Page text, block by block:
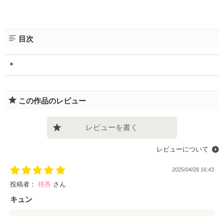
目次
*
この作品のレビュー
レビューを書く
レビューについて
2025/04/28 16:43
投稿者： 桃香 さん
キュン